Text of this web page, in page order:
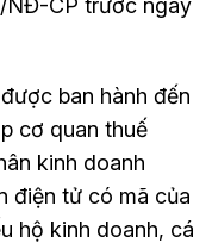
NĐ-CP trước ngày
ban hành đến
cơ quan thuế
kinh doanh
điện tử có mã của
hộ kinh doanh, cá